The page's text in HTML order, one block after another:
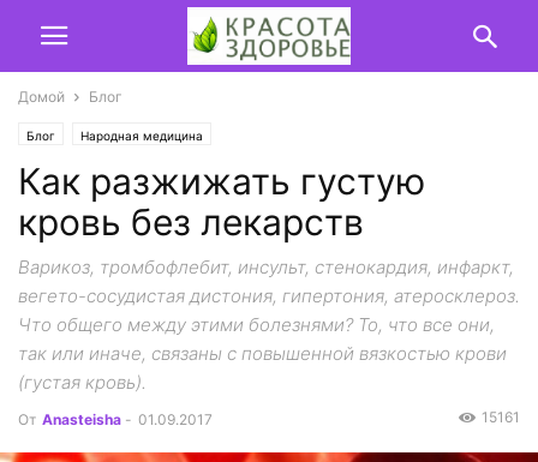
Домой Блог
Блог Народная медицина
Как разжижать густую
кровь без лекарств
Варикоз, тромбофлебит, инсульт, стенокардия, инфаркт,
вегето-сосудистая дистония, гипертония, атеросклероз.
Что общего между этими болезнями? То, что все они,
так или иначе, связаны с повышенной вязкостью крови
(густая кровь).
От Anasteisha - 01.09.2017 15161